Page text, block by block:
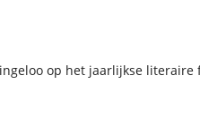
op het jaarlijkse literaire